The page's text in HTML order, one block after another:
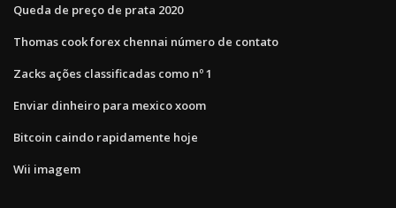
Queda de preço de prata 2020
Thomas cook forex chennai número de contato
Zacks ações classificadas como nº 1
Enviar dinheiro para mexico xoom
Bitcoin caindo rapidamente hoje
Wii imagem